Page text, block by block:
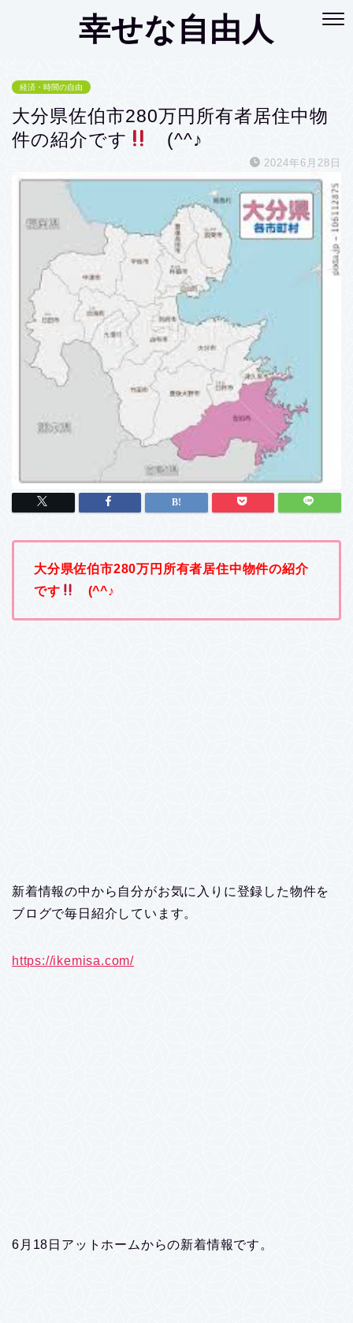
幸せな自由人
経済・時間の自由
大分県佐伯市280万円所有者居住中物
件の紹介です
(^^♪
2024年6月28日
大分県佐伯市280万円所有者居住中物件の紹介
です
(^^♪
新着情報の中から自分がお気に入りに登録した物件を
ブログで毎日紹介しています。
https://ikemisa.com/
6月18日アットホームからの新着情報です。